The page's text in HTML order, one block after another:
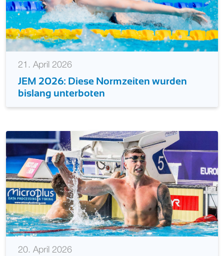
21. April 2026
JEM 2026: Diese Normzeiten wurden
bislang unterboten
20. April 2026